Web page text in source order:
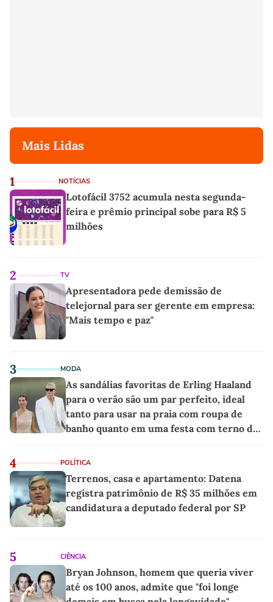
Mais Lidas
1 NOTÍCIAS
Lotofácil 3752 acumula nesta segunda-
feira e prêmio principal sobe para R$ 5
milhões
2 TV
Apresentadora pede demissão de
telejornal para ser gerente em empresa:
"Mais tempo e paz"
3 MODA
As sandálias favoritas de Erling Haaland
para o verão são um par perfeito, ideal
tanto para usar na praia com roupa de
banho quanto em uma festa com terno de
4 POLÍTICA
Terrenos, casa e apartamento: Datena
registra patrimônio de R$ 35 milhões em
candidatura a deputado federal por SP
5 CIÊNCIA
Bryan Johnson, homem que queria viver
até os 100 anos, admite que "foi longe